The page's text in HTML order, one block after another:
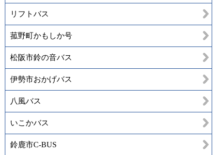
リフトバス
菰野町かもしか号
松阪市鈴の音バス
伊勢市おかげバス
八風バス
いこかバス
鈴鹿市C-BUS